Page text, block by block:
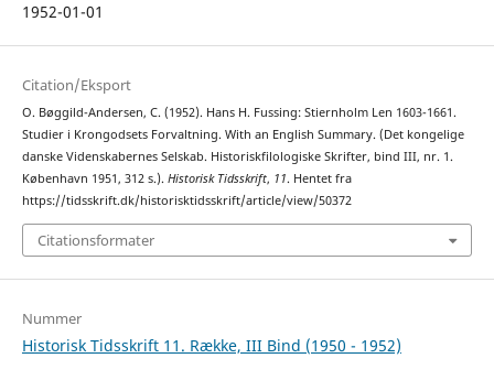
1952-01-01
Citation/Eksport
O. Bøggild-Andersen, C. (1952). Hans H. Fussing: Stiernholm Len 1603-1661.
Studier i Krongodsets Forvaltning. With an English Summary. (Det kongelige
danske Videnskabernes Selskab. Historiskfilologiske Skrifter, bind III, nr. 1.
København 1951, 312 s.). Historisk Tidsskrift, 11. Hentet fra
https://tidsskrift.dk/historisktidsskrift/article/view/50372
Citationsformater
Nummer
Historisk Tidsskrift 11. Række, III Bind (1950 - 1952)